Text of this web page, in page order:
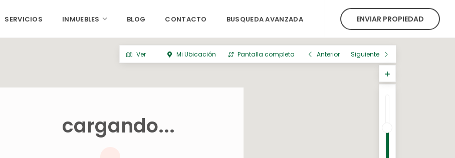
ENVIAR PROPIEDAD
SERVICIOS INMUEBLES BLOG CONTACTO BUSQUEDA AVANZADA
cargando...
Ver Mi Ubicación Pantalla completa Anterior Siguiente